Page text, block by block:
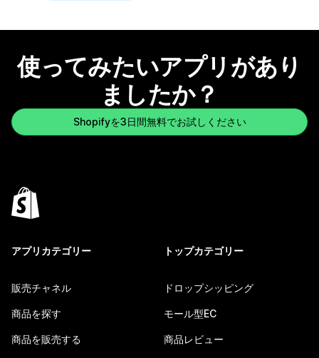
使ってみたいアプリがあり
ましたか？
Shopifyを3日間無料でお試しください
アプリカテゴリー
販売チャネル
商品を探す
商品を販売する
トップカテゴリー
ドロップシッピング
モール型EC
商品レビュー